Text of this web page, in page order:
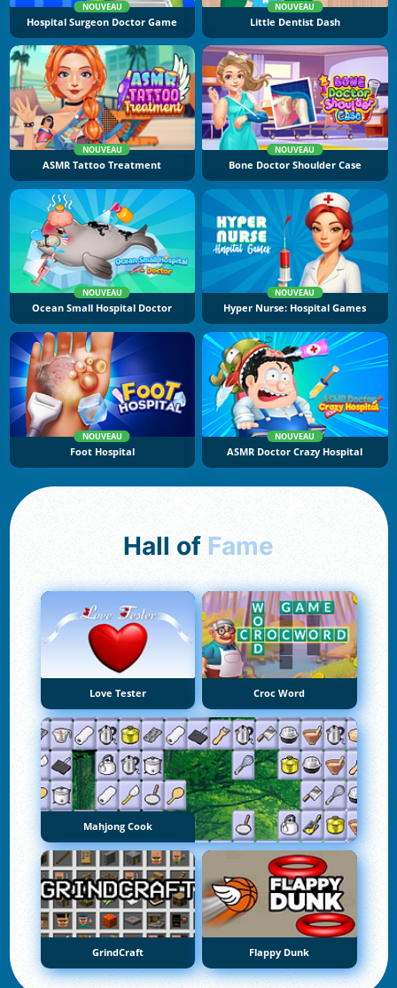
NOUVEAU
Hospital Surgeon Doctor Game
NOUVEAU
Little Dentist Dash
NOUVEAU
ASMR Tattoo Treatment
NOUVEAU
Bone Doctor Shoulder Case
NOUVEAU
Ocean Small Hospital Doctor
NOUVEAU
Hyper Nurse: Hospital Games
NOUVEAU
Foot Hospital
NOUVEAU
ASMR Doctor Crazy Hospital
Hall of Fame
Love Tester Croc Word
Mahjong Cook
GrindCraft Flappy Dunk